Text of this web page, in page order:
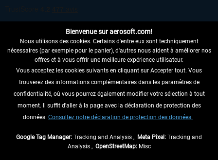
RENONCER AU CONTRAT ICI
INFORMATIONS
NE MANQUEZ PAS LES DERNIÈRES
Bienvenue sur aerosoft.com!
Nous utilisons des cookies. Certains d'entre eux sont techniquement
nécessaires (par exemple pour le panier), d'autres nous aident à améliorer nos
offres et à vous offrir une meilleure expérience utilisateur.
Vous acceptez les cookies suivants en cliquant sur Accepter tout. Vous
trouverez des informations complémentaires dans les paramètres de
confidentialité, où vous pourrez également modifier votre sélection à tout
moment. Il suffit d'aller à la page avec la déclaration de protection des
données. Consultez notre déclaration de protection des données.
Google Tag Manager: Tracking and Analysis , Meta Pixel: Tracking and
Analysis , OpenStreetMap:Misc